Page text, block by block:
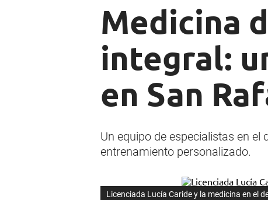
Medicina
integral:
en San
Un equipo de especialistas en
entrenamiento personalizado.
Licenciada Lucía Caride y la medicina en el